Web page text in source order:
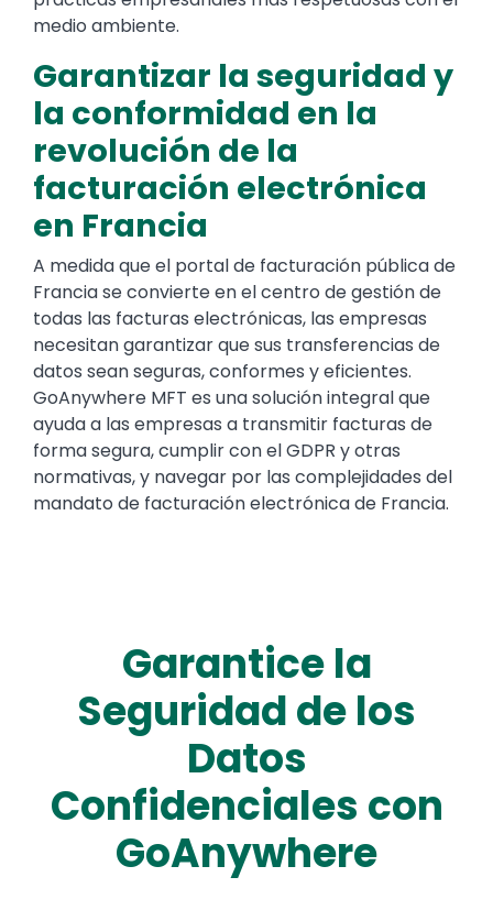
medio ambiente.
Garantizar la seguridad y
la conformidad en la
revolución de la
facturación electrónica
en Francia
A medida que el portal de facturación pública de
Francia se convierte en el centro de gestión de
todas las facturas electrónicas, las empresas
necesitan garantizar que sus transferencias de
datos sean seguras, conformes y eficientes.
GoAnywhere MFT es una solución integral que
ayuda a las empresas a transmitir facturas de
forma segura, cumplir con el GDPR y otras
normativas, y navegar por las complejidades del
mandato de facturación electrónica de Francia.
Garantice la
Seguridad de los
Datos
Confidenciales con
GoAnywhere